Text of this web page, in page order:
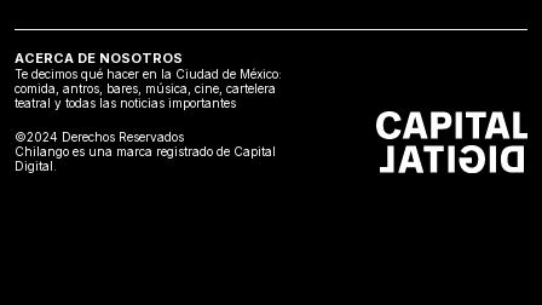
ACERCA DE NOSOTROS
Te decimos qué hacer en la Ciudad de México:
comida, antros, bares, música, cine, cartelera
teatral y todas las noticias importantes
©2024 Derechos Reservados
Chilango es una marca registrado de Capital
Digital.